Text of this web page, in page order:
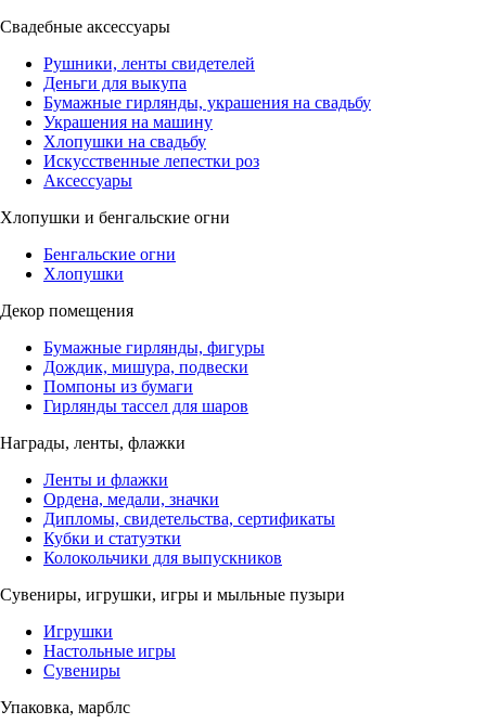
Свадебные аксессуары
Рушники, ленты свидетелей
Деньги для выкупа
Бумажные гирлянды, украшения на свадьбу
Украшения на машину
Хлопушки на свадьбу
Искусственные лепестки роз
Аксессуары
Хлопушки и бенгальские огни
Бенгальские огни
Хлопушки
Декор помещения
Бумажные гирлянды, фигуры
Дождик, мишура, подвески
Помпоны из бумаги
Гирлянды тассел для шаров
Награды, ленты, флажки
Ленты и флажки
Ордена, медали, значки
Дипломы, свидетельства, сертификаты
Кубки и статуэтки
Колокольчики для выпускников
Сувениры, игрушки, игры и мыльные пузыри
Игрушки
Настольные игры
Сувениры
Упаковка, марблс